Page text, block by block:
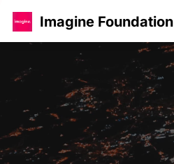
Imagine Foundation